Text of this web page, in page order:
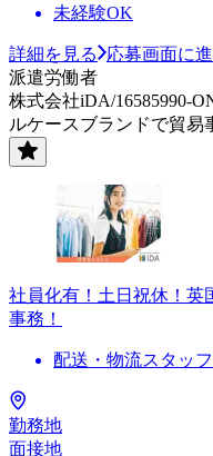
未経験OK
詳細を見る
応募画面に
派遣労働者
株式会社iDA/16585990-
ルケースブランドで貿易
社員化有！土日祝休！英
事務！
配送・物流スタッフ
勤務地
面接地